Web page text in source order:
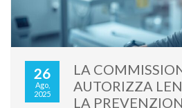
26
Ago,
2025
LA
AUTORIZZA
LA